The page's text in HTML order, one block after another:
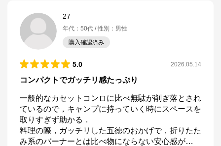
27
年代 ： 50代 性別 ： 男性
購入確認済み
5.0 2026.05.14
コンパクトでガッチリ感たっぷり
一般的なカセットコンロに比べ無駄が削ぎ落とされ
ているので，キャンプに持っていく時にスペースを
取りすぎず助かる．
料理の際，ガッチリした五徳のおかげで，折りたた
み系のバーナーとは比べ物にならない安心感が…